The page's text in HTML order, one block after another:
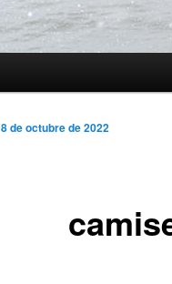
8 de octubre de 2022